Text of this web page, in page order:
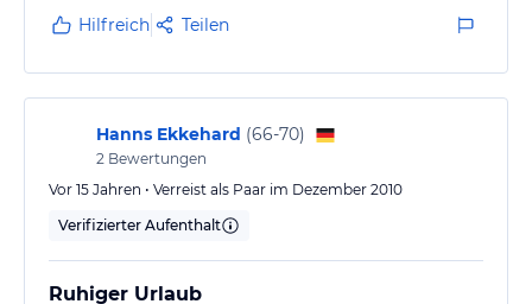
es sauber gewesen wäre. Außerdem muß dringend
renoviert werden. Für ein TUI Hotel sehr
enttäuschend. Der Weg zum Strand geht durch ein
anderes Hotel. Der Strand ist nicht wirklich toll und
es gibt keine Hotelliegen. Man hat die Möglichkeit…
Hilfreich Teilen
Hanns Ekkehard (66-70)
2 Bewertungen
Vor 15 Jahren • Verreist als Paar im Dezember 2010
Verifizierter Aufenthalt
Ruhiger Urlaub